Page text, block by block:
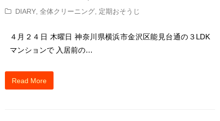
DIARY, 全体クリーニング, 定期おそうじ
４月２４日 木曜日 神奈川県横浜市金沢区能見台通の３LDK
マンションで 入居前の…
Read More